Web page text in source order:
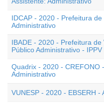
IDCAP - 2020 - Prefeitura
Administrativo
IBADE - 2020 - Prefeitura de
Público Administrativo - IPPV
Quadrix - 2020 - CREFONO
Administrativo
VUNESP - 2020 - EBSERH -